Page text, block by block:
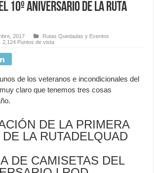
10º Aniversario de La Ruta
2017
Rutas Quedadas y Eventos
2,124 Puntos de vista
de los veteranos e incondicionales del
claro que tenemos tres cosas
DE LA PRIMERA
DE LA RUTADELQUAD
DE CAMISETAS DEL